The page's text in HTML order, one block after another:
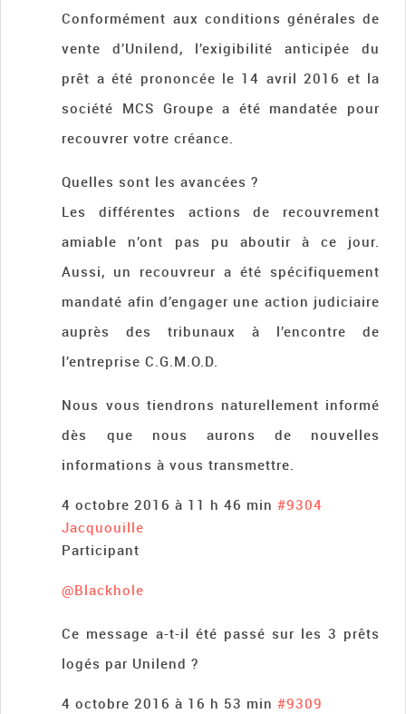
Conformément aux conditions générales de
vente d’Unilend, l’exigibilité anticipée du
prêt a été prononcée le 14 avril 2016 et la
société MCS Groupe a été mandatée pour
recouvrer votre créance.
Quelles sont les avancées ?
Les différentes actions de recouvrement
amiable n’ont pas pu aboutir à ce jour.
Aussi, un recouvreur a été spécifiquement
mandaté afin d’engager une action judiciaire
auprès des tribunaux à l’encontre de
l’entreprise C.G.M.O.D.
Nous vous tiendrons naturellement informé
dès que nous aurons de nouvelles
informations à vous transmettre.
4 octobre 2016 à 11 h 46 min #9304
Jacquouille
Participant
@Blackhole
Ce message a-t-il été passé sur les 3 prêts
logés par Unilend ?
4 octobre 2016 à 16 h 53 min #9309